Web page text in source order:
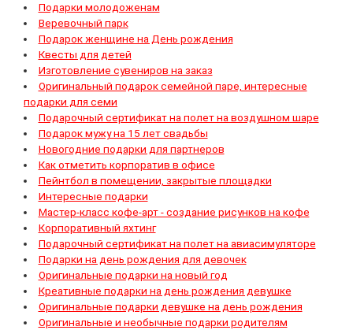
Подарки молодоженам
Веревочный парк
Подарок женщине на День рождения
Квесты для детей
Изготовление сувениров на заказ
Оригинальный подарок семейной паре, интересные
подарки для семи
Подарочный сертификат на полет на воздушном шаре
Подарок мужу на 15 лет свадьбы
Новогодние подарки для партнеров
Как отметить корпоратив в офисе
Пейнтбол в помещении, закрытые площадки
Интересные подарки
Мастер-класс кофе-арт - создание рисунков на кофе
Корпоративный яхтинг
Подарочный сертификат на полет на авиасимуляторе
Подарки на день рождения для девочек
Оригинальные подарки на новый год
Креативные подарки на день рождения девушке
Оригинальные подарки девушке на день рождения
Оригинальные и необычные подарки родителям